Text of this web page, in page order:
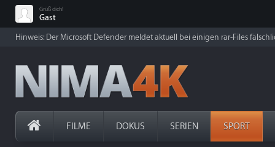
Grüß dich!
Gast
Hinweis: Der Microsoft Defender meldet aktuell bei einigen rar-Files
FILME DOKUS SERIEN SPORT